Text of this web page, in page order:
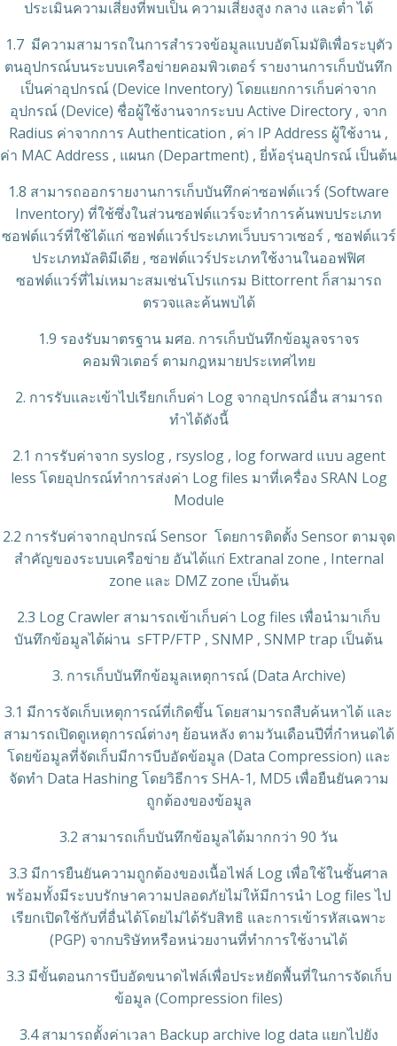
ประเมินความเสี่ยงที่พบเป็น ความเสี่ยงสูง กลาง และต่ำ ได้
1.7 มีความสามารถในการสำรวจข้อมูลแบบอัตโมมัติเพื่อระบุตัว
ตนอุปกรณ์บนระบบเครือข่ายคอมพิวเตอร์ รายงานการเก็บบันทึก
เป็นค่าอุปกรณ์ (Device Inventory) โดยแยกการเก็บค่าจาก
อุปกรณ์ (Device) ชื่อผู้ใช้งานจากระบบ Active Directory , จาก
Radius ค่าจากการ Authentication , ค่า IP Address ผู้ใช้งาน ,
ค่า MAC Address , แผนก (Department) , ยี่ห้อรุ่นอุปกรณ์ เป็นต้น
1.8 สามารถออกรายงานการเก็บบันทึกค่าซอฟต์แวร์ (Software
Inventory) ที่ใช้ซึ่งในส่วนซอฟต์แวร์จะทำการค้นพบประเภท
ซอฟต์แวร์ที่ใช้ได้แก่ ซอฟต์แวร์ประเภทเว็บบราวเซอร์ , ซอฟต์แวร์
ประเภทมัลติมีเดีย , ซอฟต์แวร์ประเภทใช้งานในออฟฟิศ
ซอฟต์แวร์ที่ไม่เหมาะสมเช่นโปรแกรม Bittorrent ก็สามารถ
ตรวจและค้นพบได้
1.9 รองรับมาตรฐาน มศอ. การเก็บบันทึกข้อมูลจราจร
คอมพิวเตอร์ ตามกฎหมายประเทศไทย
2. การรับและเข้าไปเรียกเก็บค่า Log จากอุปกรณ์อื่น สามารถ
ทำได้ดังนี้
2.1 การรับค่าจาก syslog , rsyslog , log forward แบบ agent
less โดยอุปกรณ์ทำการส่งค่า Log files มาที่เครื่อง SRAN Log
Module
2.2 การรับค่าจากอุปกรณ์ Sensor โดยการติดตั้ง Sensor ตามจุด
สำคัญของระบบเครือข่าย อันได้แก่ Extranal zone , Internal
zone และ DMZ zone เป็นต้น
2.3 Log Crawler สามารถเข้าเก็บค่า Log files เพื่อนำมาเก็บ
บันทึกข้อมูลได้ผ่าน sFTP/FTP , SNMP , SNMP trap เป็นต้น
3. การเก็บบันทึกข้อมูลเหตุการณ์ (Data Archive)
3.1 มีการจัดเก็บเหตุการณ์ที่เกิดขึ้น โดยสามารถสืบค้นหาได้ และ
สามารถเปิดดูเหตุการณ์ต่างๆ ย้อนหลัง ตามวันเดือนปีที่กำหนดได้
โดยข้อมูลที่จัดเก็บมีการบีบอัดข้อมูล (Data Compression) และ
จัดทำ Data Hashing โดยวิธีการ SHA-1, MD5 เพื่อยืนยันความ
ถูกต้องของข้อมูล
3.2 สามารถเก็บบันทึกข้อมูลได้มากกว่า 90 วัน
3.3 มีการยืนยันความถูกต้องของเนื้อไฟล์ Log เพื่อใช้ในชั้นศาล
พร้อมทั้งมีระบบรักษาความปลอดภัยไม่ให้มีการนำ Log files ไป
เรียกเปิดใช้กับที่อื่นได้โดยไม่ได้รับสิทธิ และการเข้ารหัสเฉพาะ
(PGP) จากบริษัทหรือหน่วยงานที่ทำการใช้งานได้
3.3 มีขั้นตอนการบีบอัดขนาดไฟล์เพื่อประหยัดพื้นที่ในการจัดเก็บ
ข้อมูล (Compression files)
3.4 สามารถตั้งค่าเวลา Backup archive log data แยกไปยัง